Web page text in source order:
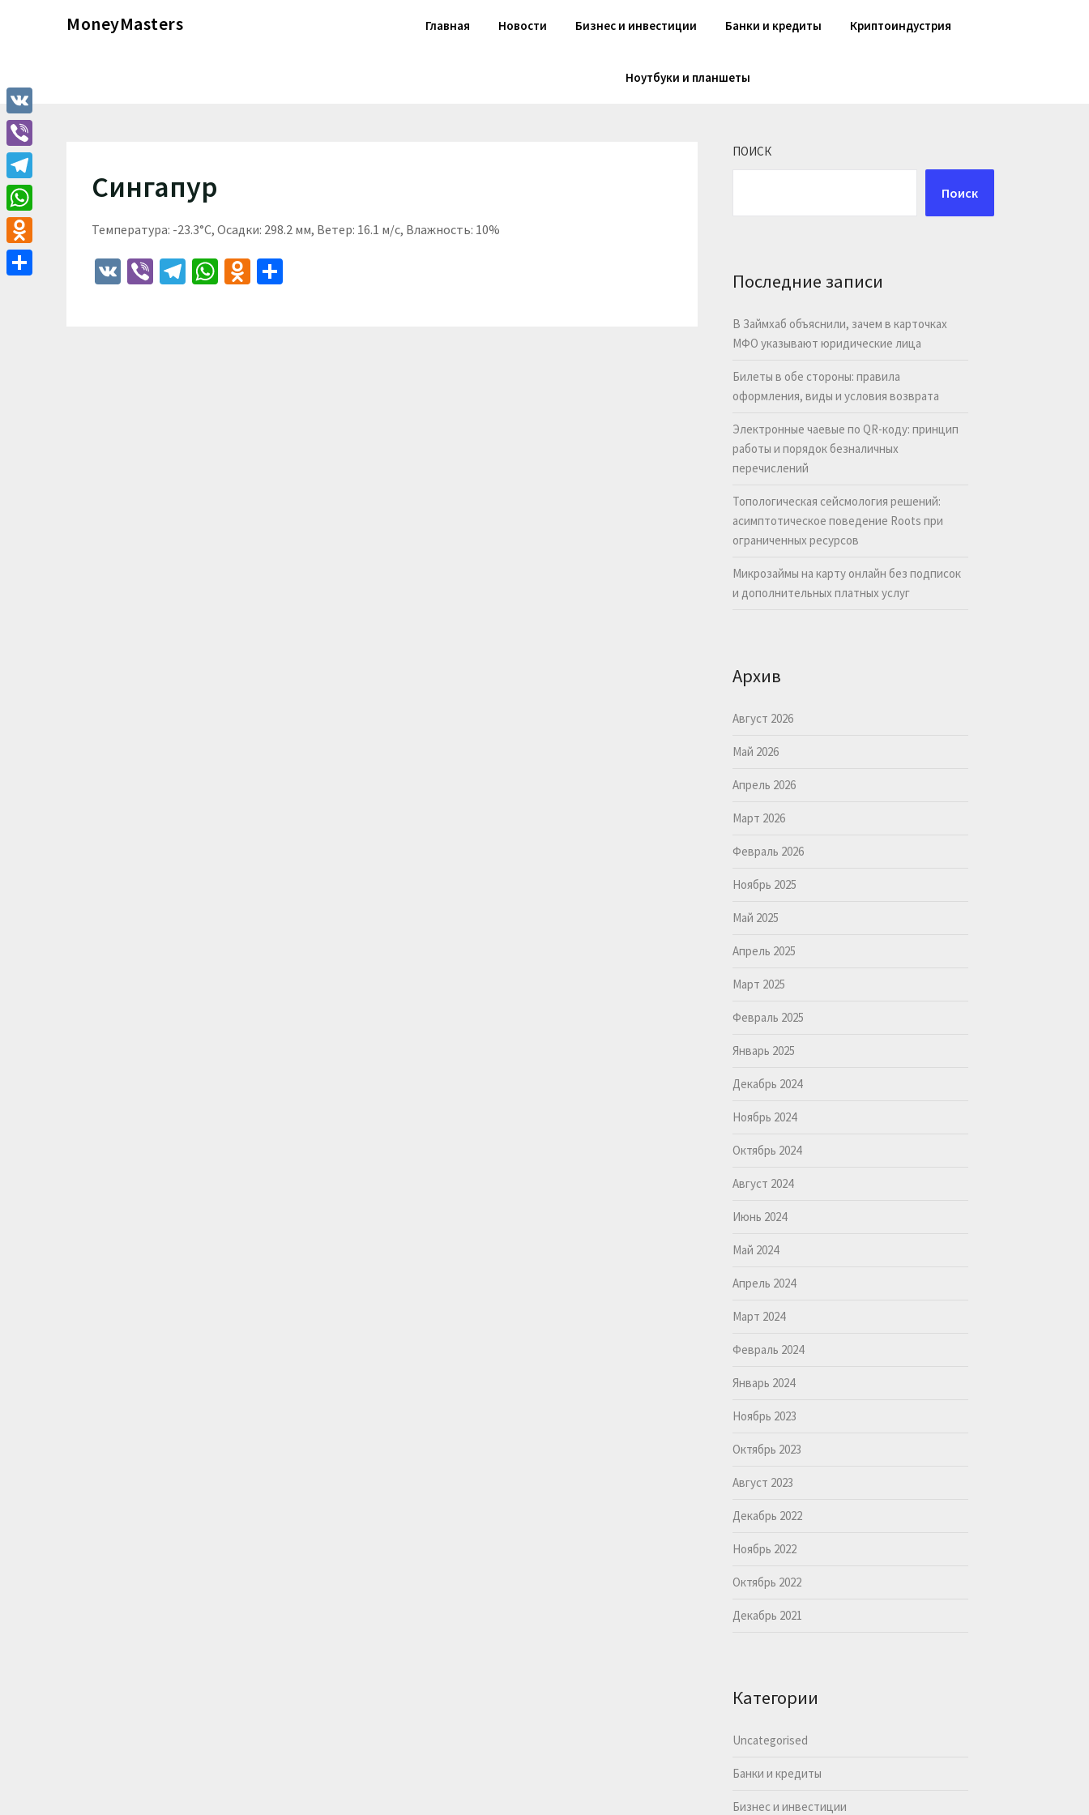
MoneyMasters Главная Новости Бизнес и инвестиции Банки и кредиты Криптоиндустрия
Ноутбуки и планшеты
Сингапур
Температура: -23.3°C, Осадки: 298.2 мм, Ветер: 16.1 м/с, Влажность: 10%
VK ViberTelegram
WhatsApp
Odnoklassniki
ПОИСК
Поиск
Последние записи
В Займхаб объяснили, зачем в карточках
МФО указывают юридические лица
Билеты в обе стороны: правила
оформления, виды и условия возврата
Электронные чаевые по QR-коду: принцип
работы и порядок безналичных
перечислений
Топологическая сейсмология решений:
асимптотическое поведение Roots при
ограниченных ресурсов
Микрозаймы на карту онлайн без подписок
и дополнительных платных услуг
Архив
Август 2026
Май 2026
Апрель 2026
Март 2026
Февраль 2026
Ноябрь 2025
Май 2025
Апрель 2025
Март 2025
Февраль 2025
Январь 2025
Декабрь 2024
Ноябрь 2024
Октябрь 2024
Август 2024
Июнь 2024
Май 2024
Апрель 2024
Март 2024
Февраль 2024
Январь 2024
Ноябрь 2023
Октябрь 2023
Август 2023
Декабрь 2022
Ноябрь 2022
Октябрь 2022
Декабрь 2021
Категории
Uncategorised
Банки и кредиты
Бизнес и инвестиции
VK
Viber
Telegram
WhatsApp
Odnoklassniki